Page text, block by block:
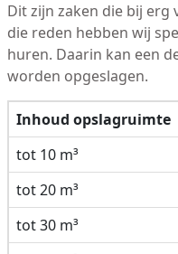
Dit zijn zaken die bij erg
die reden hebben wij
huren. Daarin kan een
worden opgeslagen.
Inhoud opslagruimte
tot 10 m³
tot 20 m³
tot 30 m³